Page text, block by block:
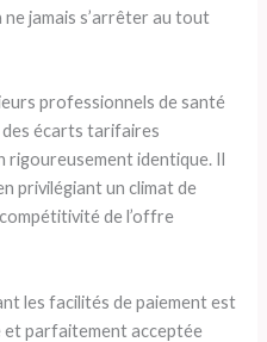
ne jamais s’arrêter au tout
professionnels de santé
écarts tarifaires
identique. Il
privilégiant un climat de
de l’offre
les facilités de paiement est
et parfaitement acceptée